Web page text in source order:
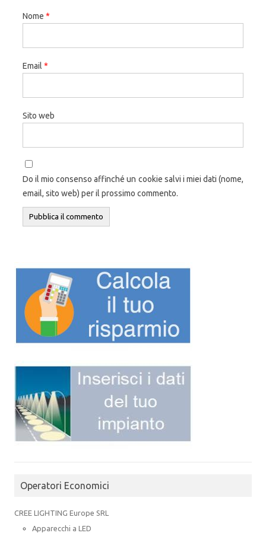
Nome *
Email *
Sito web
Do il mio consenso affinché un cookie salvi i miei dati (nome,
email, sito web) per il prossimo commento.
Operatori Economici
CREE LIGHTING Europe SRL
Apparecchi a LED